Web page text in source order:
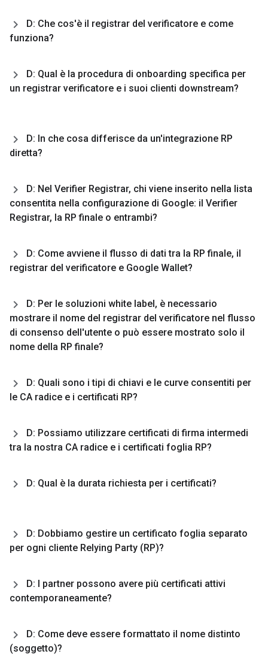
D: Che cos'è il registrar del verificatore e come
funziona?
D: Qual è la procedura di onboarding specifica per
un registrar verificatore e i suoi clienti downstream?
D: In che cosa differisce da un'integrazione RP
diretta?
D: Nel Verifier Registrar, chi viene inserito nella lista
consentita nella configurazione di Google: il Verifier
Registrar, la RP finale o entrambi?
D: Come avviene il flusso di dati tra la RP finale, il
registrar del verificatore e Google Wallet?
D: Per le soluzioni white label, è necessario
mostrare il nome del registrar del verificatore nel flusso
di consenso dell'utente o può essere mostrato solo il
nome della RP finale?
D: Quali sono i tipi di chiavi e le curve consentiti per
le CA radice e i certificati RP?
D: Possiamo utilizzare certificati di firma intermedi
tra la nostra CA radice e i certificati foglia RP?
D: Qual è la durata richiesta per i certificati?
D: Dobbiamo gestire un certificato foglia separato
per ogni cliente Relying Party (RP)?
D: I partner possono avere più certificati attivi
contemporaneamente?
D: Come deve essere formattato il nome distinto
(soggetto)?